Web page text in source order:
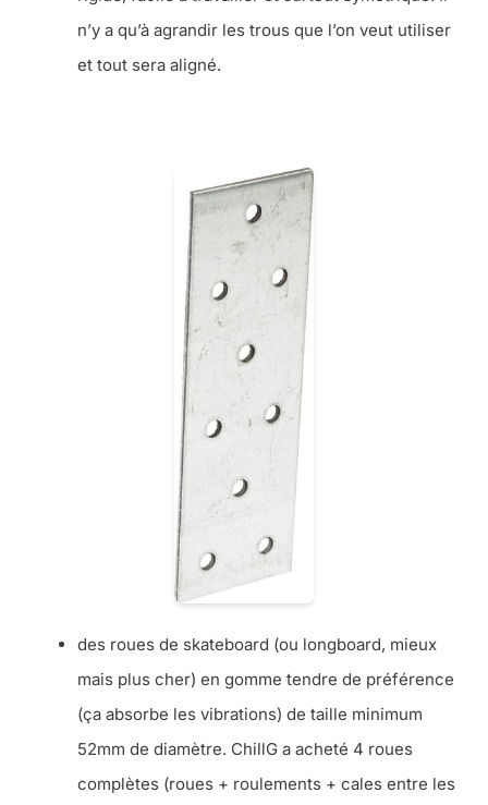
n’y a qu’à agrandir les trous que l’on veut utiliser
et tout sera aligné.
des roues de skateboard (ou longboard, mieux
mais plus cher) en gomme tendre de préférence
(ça absorbe les vibrations) de taille minimum
52mm de diamètre. ChillG a acheté 4 roues
complètes (roues + roulements + cales entre les